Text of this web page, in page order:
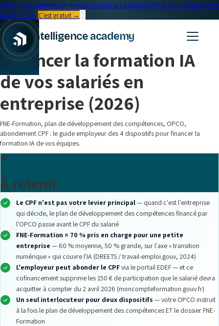
Votre programme IA sur mesure·Coaching 1:1·Éligible CPF & OPCOProgramme
IA sur mesureC'est gratuit →
intelligence academy
← Blog
Formation IA• 20 min read
Financer la formation IA
de vos salariés en
entreprise (2026)
FNE-Formation, plan de développement des compétences, OPCO,
abondement CPF : le guide employeur des 4 dispositifs pour financer la
formation IA de vos équipes.
À retenir
Le CPF n'est pas votre levier principal— quand c'est l'entreprise
qui décide, le plan de développement des compétences financé par
l'OPCO passe avant le CPF du salarié
FNE-Formation = 70 % pris en charge pour une petite
entreprise — 60 % moyenne, 50 % grande, sur l'axe « transition
numérique » qui couvre l'IA (DREETS / travail-emploi.gouv, 2024)
L'employeur peut abonder le CPFvia le portail EDEF — et ce
cofinancement supprime les 150 € de participation que le salarié devra
acquitter à compter du 2 avril 2026 (moncompteformation.gouv.fr)
Un seul interlocuteur pour deux dispositifs — votre OPCO instruit
à la fois le plan de développement des compétences ET le dossier FNE-
Formation